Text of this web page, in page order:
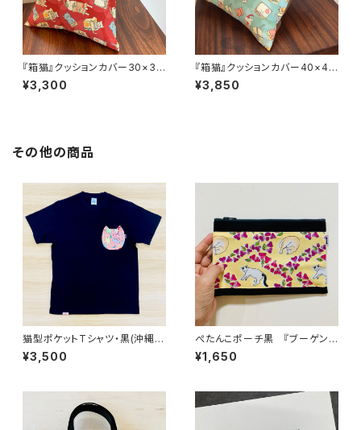
『箱猫』クッションカバー30×30
あまがし
¥3,300
『箱猫』クッションカバー40×40
浅瀬
¥3,850
その他の商品
猫型ポケットTシャツ・黒(沖縄
猫・グヮバ)
¥3,500
ぺたんこポーチ黒 『ブーゲンビ
リアと猫（黄色）』
¥1,650